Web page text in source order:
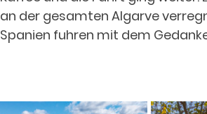
an der gesamten Algarve
Spanien fuhren mit dem